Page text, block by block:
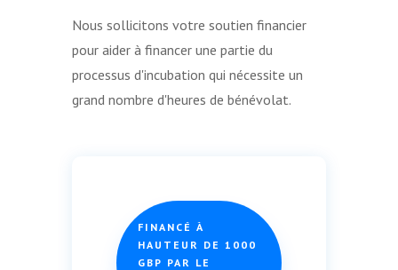
Nous sollicitons votre soutien financier
pour aider à financer une partie du
processus d'incubation qui nécessite un
grand nombre d'heures de bénévolat.
FINANCÉ À
HAUTEUR DE 1000
GBP PAR LE